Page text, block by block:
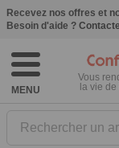
Recevez nos offres et
Besoin d'aide ?
MENU
Vous
la vie de
Rechercher un